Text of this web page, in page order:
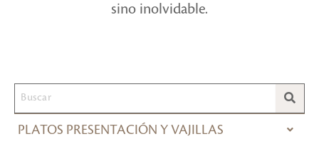
sino inolvidable.
PLATOS PRESENTACIÓN Y VAJILLAS